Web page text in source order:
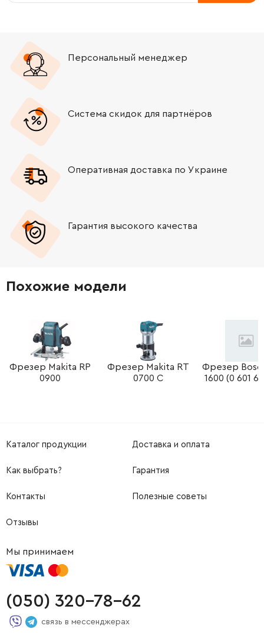
Персональный менеджер
Система скидок для партнёров
Оперативная доставка по Украине
Гарантия высокого качества
Похожие модели
Фрезер Makita RP
0900
Фрезер Makita RT
0700 C
Фрезер
1600 (0 601
Каталог продукции Доставка и оплата
Как выбрать? Гарантия
Контакты Полезные советы
Отзывы
Мы принимаем
(050) 320-78-62
связь в мессенджерах